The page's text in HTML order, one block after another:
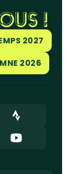
!
2027
2026